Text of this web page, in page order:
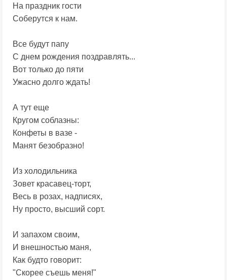
На праздник гости
Соберутся к нам.
Все будут папу
С днем рождения поздравлять...
Вот только до пяти
Ужасно долго ждать!
А тут еще
Кругом соблазны:
Конфеты в вазе -
Манят безобразно!
Из холодильника
Зовет красавец-торт,
Весь в розах, надписях,
Ну просто, высший сорт.
И запахом своим,
И внешностью маня,
Как будто говорит:
"Скорее съешь меня!"